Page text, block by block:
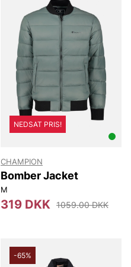
NEDSAT PRIS!
CHAMPION
Bomber Jacket
M
319 DKK 1059.00 DKK
-65%